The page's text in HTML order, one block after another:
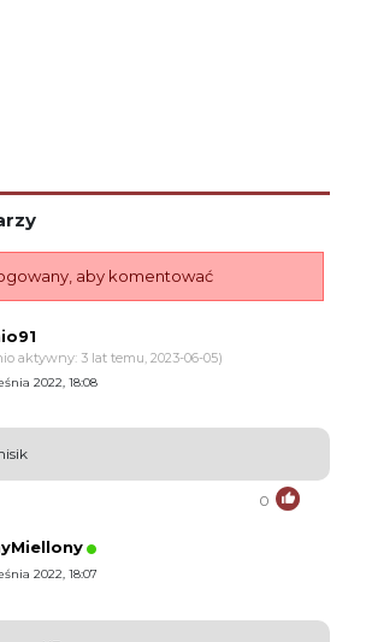
aby komentować
aktywny: 3 lat temu, 2023-06-05)
2022, 18:08
0
2022, 18:07